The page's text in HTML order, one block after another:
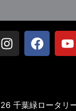
千葉緑ロータリ